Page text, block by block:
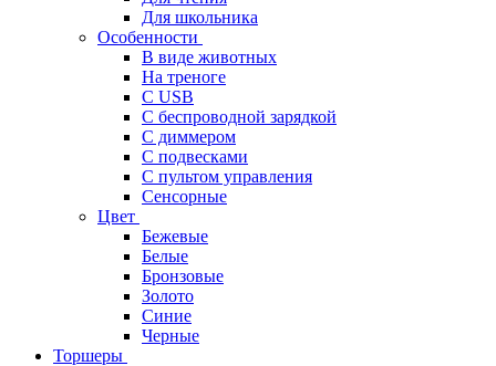
Для школьника
Особенности
В виде животных
На треноге
С USB
С беспроводной зарядкой
С диммером
С подвесками
С пультом управления
Сенсорные
Цвет
Бежевые
Белые
Бронзовые
Золото
Синие
Черные
Торшеры